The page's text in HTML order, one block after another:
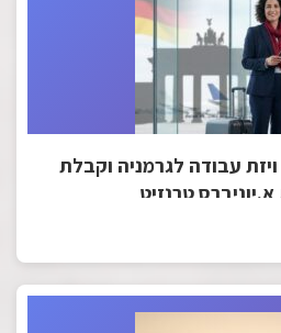
עבודה לגרמניה וקבלת
טרנזיט